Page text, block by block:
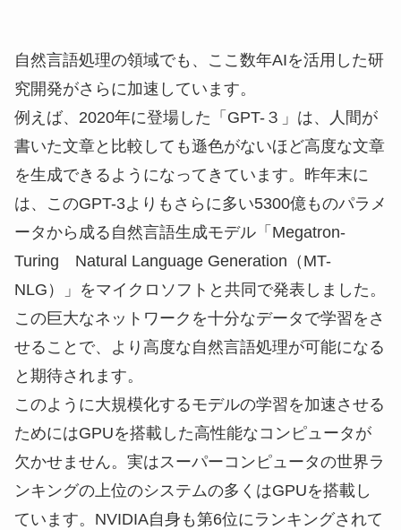
自然言語処理の領域でも、ここ数年AIを活用した研
究開発がさらに加速しています。
例えば、2020年に登場した「GPT-３」は、人間が
書いた文章と比較しても遜色がないほど高度な文章
を生成できるようになってきています。昨年末に
は、このGPT-3よりもさらに多い5300億ものパラメ
ータから成る自然言語生成モデル「Megatron-
Turing Natural Language Generation（MT-
NLG）」をマイクロソフトと共同で発表しました。
この巨大なネットワークを十分なデータで学習をさ
せることで、より高度な自然言語処理が可能になる
と期待されます。
このように大規模化するモデルの学習を加速させる
ためにはGPUを搭載した高性能なコンピュータが
欠かせません。実はスーパーコンピュータの世界ラ
ンキングの上位のシステムの多くはGPUを搭載し
ています。NVIDIA自身も第6位にランキングされて